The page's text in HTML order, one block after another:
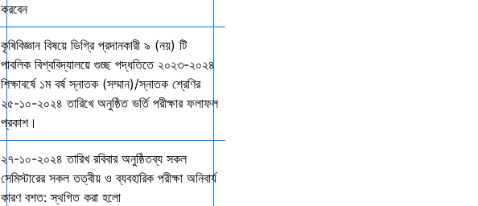
করবেন
কৃষিবিজ্ঞান বিষয়ে ডিগ্রি প্রদানকারী ৯ (নয়) টি
পাবলিক বিশ্ববিদ্যালয়ে গুচ্ছ পদ্ধতিতে ২০২৩-২০২৪
শিক্ষাবর্ষে ১ম বর্ষ স্নাতক (সম্মান)/স্নাতক শ্রেণির
২৫-১০-২০২৪ তারিখে অনুষ্ঠিত ভর্তি পরীক্ষার ফলাফল
প্রকাশ।
২৭-১০-২০২৪ তারিখ রবিবার অনুষ্ঠিতব্য সকল
সেমিস্টারের সকল তত্বীয় ও ব্যবহারিক পরীক্ষা অনিবার্য
কারণ বশত: স্থগিত করা হলো